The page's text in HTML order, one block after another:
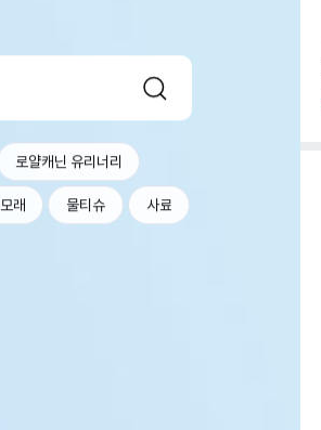
로얄캐닌 유리너리
모래 물티슈 사료